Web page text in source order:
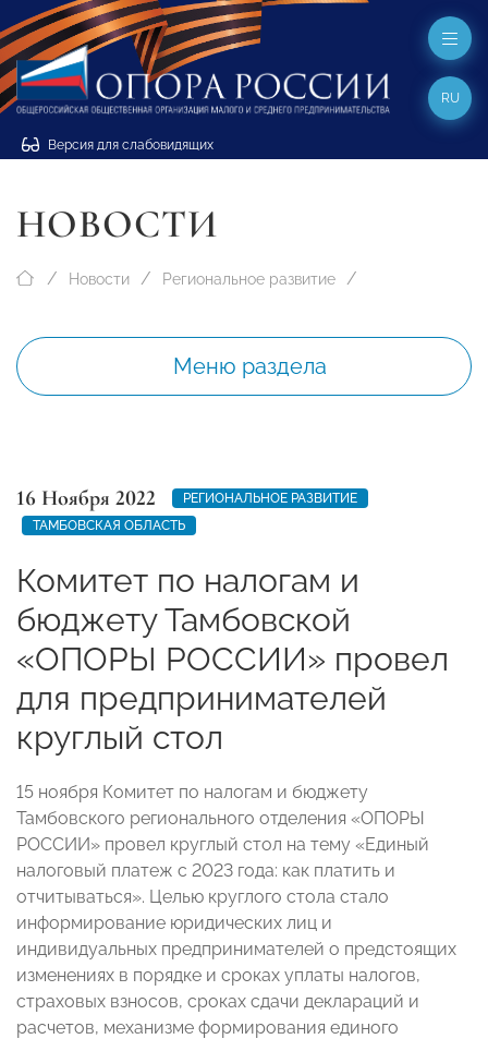
Версия для слабовидящих
RU
НОВОСТИ
Новости Региональное развитие
Меню раздела
16 Ноября 2022
РЕГИОНАЛЬНОЕ РАЗВИТИЕ
ТАМБОВСКАЯ ОБЛАСТЬ
Комитет по налогам и
бюджету Тамбовской
«ОПОРЫ РОССИИ» провел
для предпринимателей
круглый стол
15 ноября Комитет по налогам и бюджету
Тамбовского регионального отделения «ОПОРЫ
РОССИИ» провел круглый стол на тему «Единый
налоговый платеж с 2023 года: как платить и
отчитываться». Целью круглого стола стало
информирование юридических лиц и
индивидуальных предпринимателей о предстоящих
изменениях в порядке и сроках уплаты налогов,
страховых взносов, сроках сдачи деклараций и
расчетов, механизме формирования единого